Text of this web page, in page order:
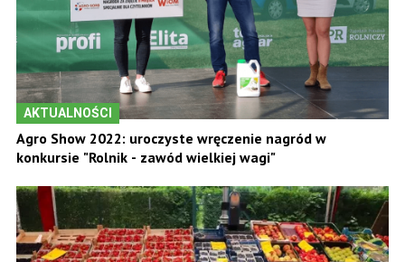
AKTUALNOŚCI
Agro Show 2022: uroczyste wręczenie nagród w
konkursie "Rolnik - zawód wielkiej wagi"